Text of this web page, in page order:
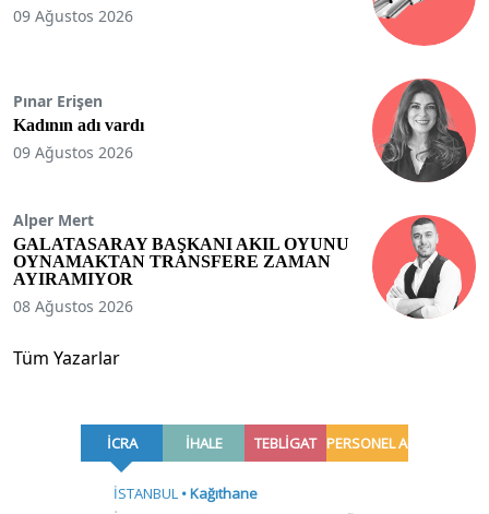
09 Ağustos 2026
Pınar Erişen
Kadının adı vardı
09 Ağustos 2026
Alper Mert
GALATASARAY BAŞKANI AKIL OYUNU
OYNAMAKTAN TRANSFERE ZAMAN
AYIRAMIYOR
08 Ağustos 2026
Tüm Yazarlar